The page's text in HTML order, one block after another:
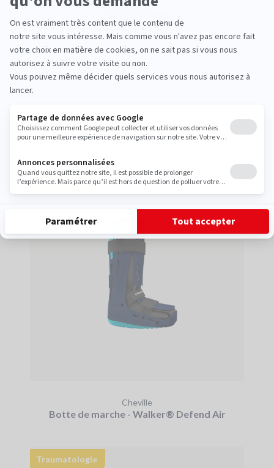
Cheville
Botte de marche - Walker® Defend Air Short
Traumatologie
Cheville
Botte de marche - Walker® Defend Air
Traumatologie